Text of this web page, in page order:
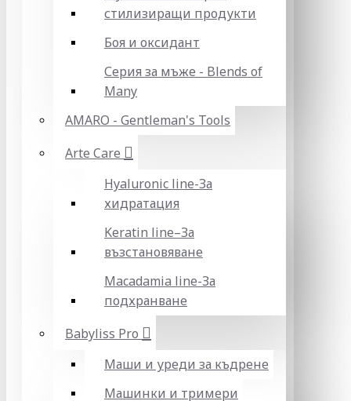
стилизиращи продукти
Боя и оксидант
Серия за мъже - Blends of
Many
AMARO - Gentleman's Tools
Arte Care
Hyaluronic line-За
хидратация
Keratin line–За
възстановяване
Macadamia line-За
подхранване
Babyliss Pro
Маши и уреди за къдрене
Машинки и тримери